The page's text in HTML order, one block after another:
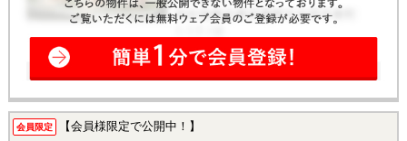
会員限定 【会員様限定で公開中！】